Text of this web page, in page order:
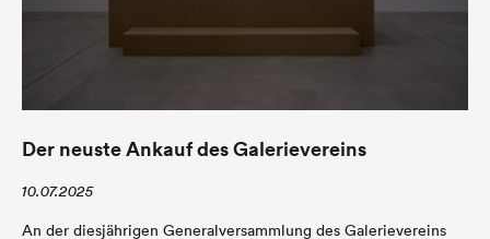
Der neuste Ankauf des Galerievereins
10.07.2025
An der diesjährigen Generalversammlung des Galerievereins